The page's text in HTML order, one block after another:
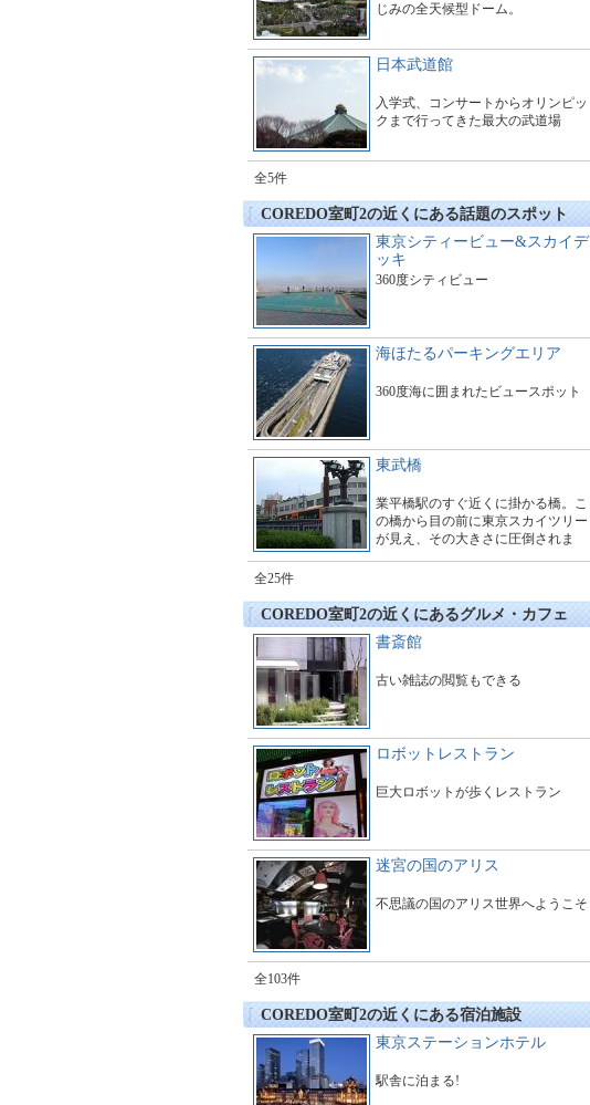
じみの全天候型ドーム。
日本武道館
入学式、コンサートからオリンピッ
クまで行ってきた最大の武道場
全5件
COREDO室町2の近くにある話題のスポット
東京シティービュー&スカイデ
ッキ
360度シティビュー
海ほたるパーキングエリア
360度海に囲まれたビュースポット
東武橋
業平橋駅のすぐ近くに掛かる橋。こ
の橋から目の前に東京スカイツリー
が見え、その大きさに圧倒されま
全25件
COREDO室町2の近くにあるグルメ・カフェ
書斎館
古い雑誌の閲覧もできる
ロボットレストラン
巨大ロボットが歩くレストラン
迷宮の国のアリス
不思議の国のアリス世界へようこそ
全103件
COREDO室町2の近くにある宿泊施設
東京ステーションホテル
駅舎に泊まる!